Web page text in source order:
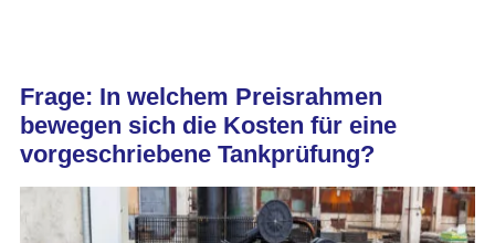
Frage: In welchem Preisrahmen
bewegen sich die Kosten für eine
vorgeschriebene Tankprüfung?